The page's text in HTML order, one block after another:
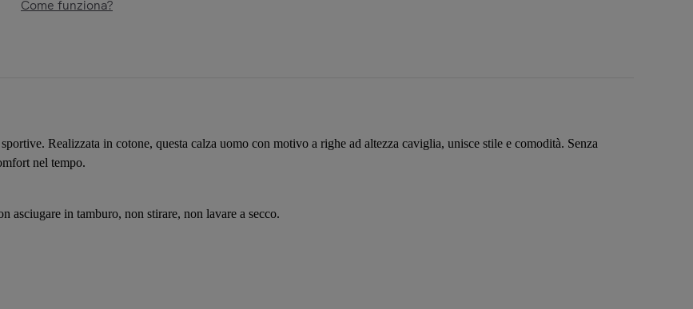
Come funziona?
Realizzata in cotone, questa calza uomo con motivo a righe ad altezza caviglia, unisce stile e comodità. Senza
nel tempo.
asciugare in tamburo, non stirare, non lavare a secco.